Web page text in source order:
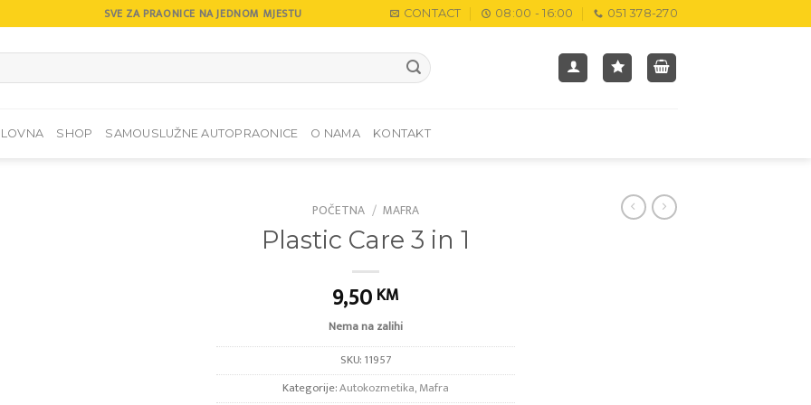
SVE ZA PRAONICE NA JEDNOM MJESTU CONTACT 08:00 - 16:00 051 378-270
SHOP SAMOUSLUŽNE AUTOPRAONICE O NAMA KONTAKT
POČETNA / MAFRA
Plastic Care 3 in 1
9,50 KM
Nema na zalihi
SKU:11957
Kategorije:Autokozmetika,Mafra